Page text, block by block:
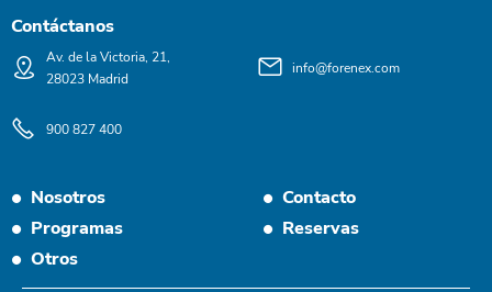
Contáctanos
Av. de la Victoria, 21,
28023 Madrid
info@forenex.com
900 827 400
Nosotros
Programas
Otros
Contacto
Reservas